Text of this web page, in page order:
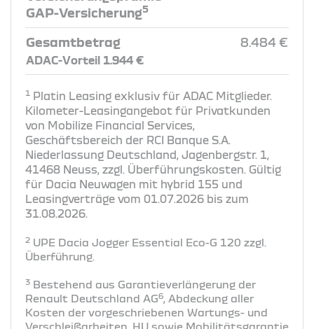
GAP-Versicherung5
Gesamtbetrag
ADAC-Vorteil 1.944 €
8.484 €
1 Platin Leasing exklusiv für ADAC Mitglieder.
Kilometer-Leasingangebot für Privatkunden
von Mobilize Financial Services,
Geschäftsbereich der RCI Banque S.A.
Niederlassung Deutschland, Jagenbergstr. 1,
41468 Neuss, zzgl. Überführungskosten. Gültig
für Dacia Neuwagen mit hybrid 155 und
Leasingverträge vom 01.07.2026 bis zum
31.08.2026.
2 UPE Dacia Jogger Essential Eco-G 120 zzgl.
Überführung​.
3 Bestehend aus Garantieverlängerung der
Renault Deutschland AG6
, Abdeckung aller
Kosten der vorgeschriebenen Wartungs- und
Verschleißarbeiten, HU sowie Mobilitätsgarantie